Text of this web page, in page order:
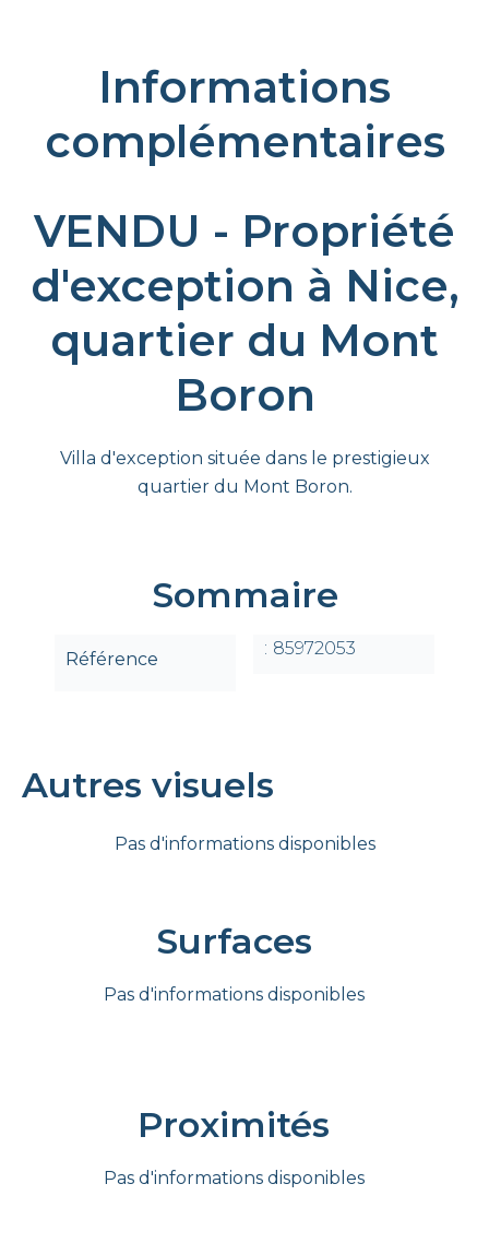
Informations
complémentaires
VENDU - Propriété
d'exception à Nice,
quartier du Mont
Boron
Villa d'exception située dans le prestigieux
quartier du Mont Boron.
Sommaire
Référence
85972053
Autres visuels
Pas d'informations disponibles
Surfaces
Pas d'informations disponibles
Proximités
Pas d'informations disponibles